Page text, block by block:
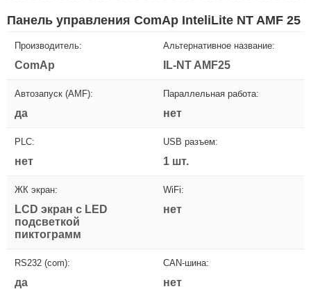
Панель управления ComAp InteliLite NT AMF 25
Производитель:
ComAp
Альтернативное название:
IL-NT AMF25
Автозапуск (AMF):
да
Параллельная работа:
нет
PLC:
нет
USB разъем:
1 шт.
ЖК экран:
LCD экран с LED
подсветкой
пиктограмм
WiFi:
нет
RS232 (com):
да
CAN-шина:
нет